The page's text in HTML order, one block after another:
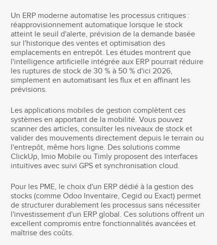
Un ERP moderne automatise les processus critiques :
réapprovisionnement automatique lorsque le stock
atteint le seuil d'alerte, prévision de la demande basée
sur l'historique des ventes et optimisation des
emplacements en entrepôt. Les études montrent que
l'intelligence artificielle intégrée aux ERP pourrait réduire
les ruptures de stock de 30 % à 50 % d'ici 2026,
simplement en automatisant les flux et en affinant les
prévisions.
Les applications mobiles de gestion complètent ces
systèmes en apportant de la mobilité. Vous pouvez
scanner des articles, consulter les niveaux de stock et
valider des mouvements directement depuis le terrain ou
l'entrepôt, même hors ligne. Des solutions comme
ClickUp, Imio Mobile ou Timly proposent des interfaces
intuitives avec suivi GPS et synchronisation cloud.
Pour les PME, le choix d'un ERP dédié à la gestion des
stocks (comme Odoo Inventaire, Cegid ou Exact) permet
de structurer durablement les processus sans nécessiter
l'investissement d'un ERP global. Ces solutions offrent un
excellent compromis entre fonctionnalités avancées et
maîtrise des coûts.